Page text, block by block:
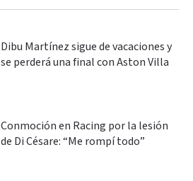
Dibu Martínez sigue de vacaciones y
se perderá una final con Aston Villa
Conmoción en Racing por la lesión
de Di Césare: “Me rompí todo”